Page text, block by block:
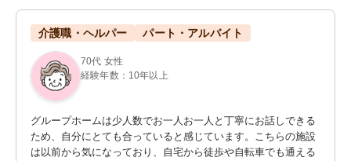
介護職・ヘルパー パート・アルバイト
70代 女性
経験年数：10年以上
グループホームは少人数でお一人お一人と丁寧にお話しできる
ため、自分にとても合っていると感じています。こちらの施設
は以前から気になっており、自宅から徒歩や自転車でも通える